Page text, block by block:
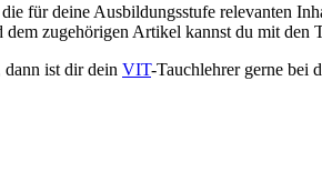
für deine Ausbildungsstufe relevanten
zugehörigen Artikel kannst du mit den
ist dir dein VIT-Tauchlehrer gerne bei